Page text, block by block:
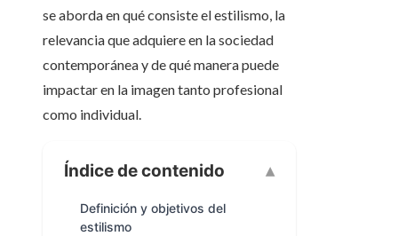
se aborda en qué consiste el estilismo, la
relevancia que adquiere en la sociedad
contemporánea y de qué manera puede
impactar en la imagen tanto profesional
como individual.
Índice de contenido
Definición y objetivos del
estilismo